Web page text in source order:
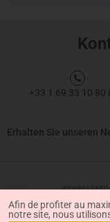
+33 1 69 33 10 80
Erhalten Sie unseren
Impressum
Afin de profiter au
notre site, nous